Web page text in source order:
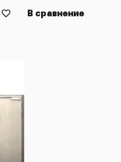
В сравнение